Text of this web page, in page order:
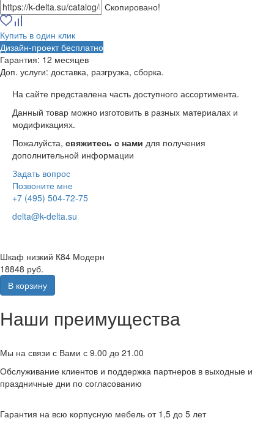
Скопировано!
Купить в один клик
Дизайн-проект бесплатно
Гарантия: 12 месяцев
Доп. услуги: доставка, разгрузка, сборка.
На сайте представлена часть доступного ассортимента.
Данный товар можно изготовить в разных материалах и
модификациях.
Пожалуйста, свяжитесь с нами для получения
дополнительной информации
Задать вопрос
Позвоните мне
+7 (495) 504-72-75
delta@k-delta.su
Шкаф низкий К84 Модерн
18848 руб.
В корзину
Наши преимущества
Мы на связи с Вами с 9.00 до 21.00
Обслуживание клиентов и поддержка партнеров в выходные и
праздничные дни по согласованию
Гарантия на всю корпусную мебель от 1,5 до 5 лет